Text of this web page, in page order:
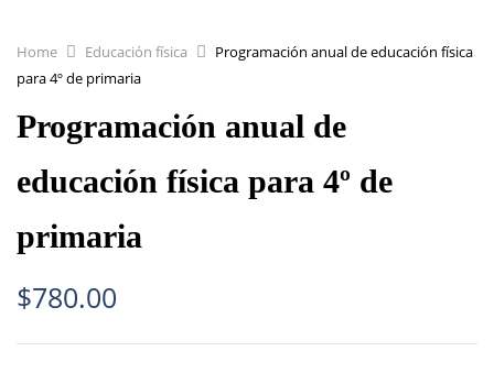
Home Educación física
Programación anual de educación física
para 4º de primaria
Programación anual de
educación física para 4º de
primaria
$780.00